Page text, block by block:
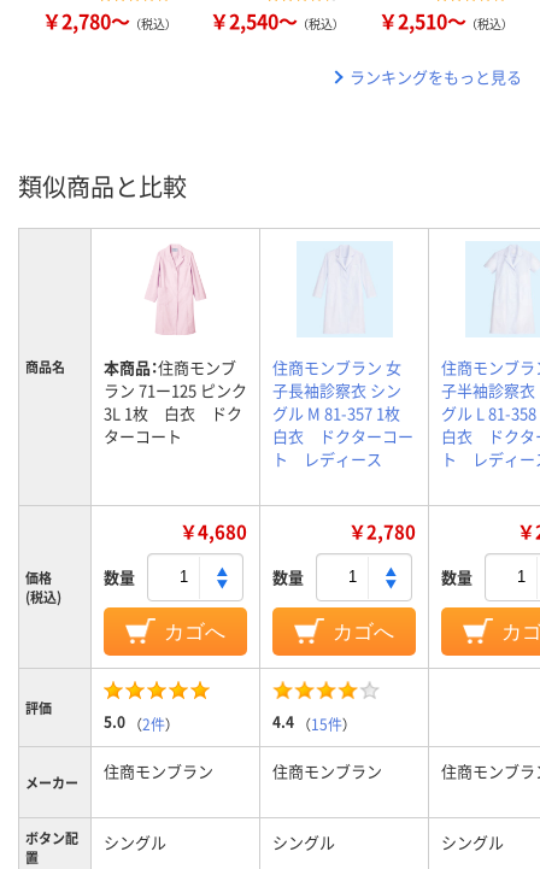
￥2,780～ （税込） ￥2,540～ （税込） ￥2,510～ （税込）
ランキングをもっと見る
類似商品と比較
商品名 本商品：住商モンブ
ラン 71ー125 ピンク
3L 1枚 白衣 ドク
ターコート
住商モンブラン 女
子長袖診察衣 シン
グル M 81-357 1枚
白衣 ドクターコー
ト レディース
住商モンブラ
子半袖診察衣
グル L 81-
白衣 ドクタ
ト レディー
価格
(税込)
￥4,680
数量
カゴへ
￥2,780
数量
カゴへ
数量
カ
評価
5.0 （2件） 4.4 （15件）
メーカー 住商モンブラン 住商モンブラン 住商モンブラ
ボタン配
置
シングル シングル シングル